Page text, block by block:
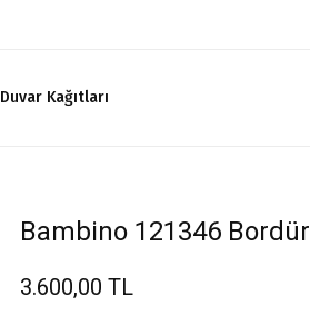
Duvar Kağıtları
Bambino 121346 Bordür
3.600,00 TL